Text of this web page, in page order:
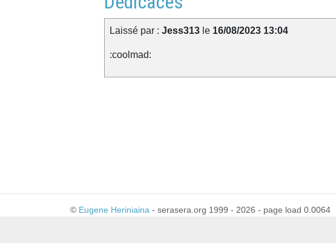
Laissé par :Jess313 le 16/08/2023 13:04
:coolmad:
© Eugene Heriniaina - serasera.org 1999 - 2026 - page load 0.0064